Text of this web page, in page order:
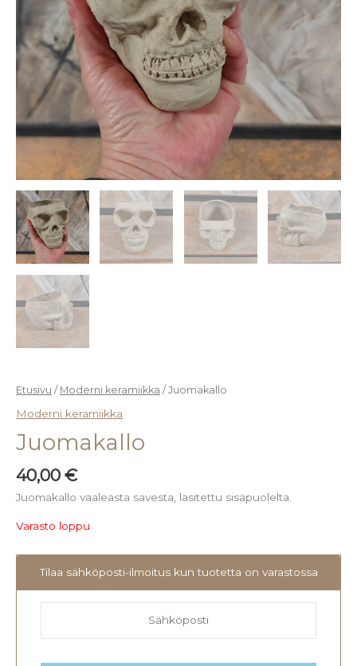
Etusivu / Moderni keramiikka / Juomakallo
Moderni keramiikka
Juomakallo
40,00 €
Juomakallo vaaleasta savesta, lasitettu sisäpuolelta.
Varasto loppu
Tilaa sähköposti-ilmoitus kun tuotetta on varastossa